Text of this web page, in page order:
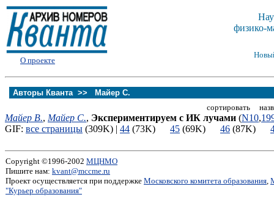
О проекте
физико-
Авторы Кванта >>
Майер С.
сортировать
Майер В., Майер С., Экспериментируем с ИК лучами (N10,
GIF: все страницы (309K) | 44 (73K) 45 (69K) 46 (87K)
Copyright ©1996-2002 МЦНМО
Пишите нам: kvant@mccme.ru
Проект осуществляется при поддержке Московского комитета образования,
"Курьер образования"